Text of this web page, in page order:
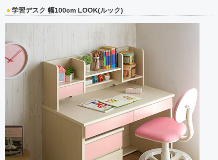
学習デスク 幅100cm LOOK(ルック)